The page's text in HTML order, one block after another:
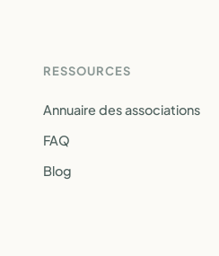
RESSOURCES
Annuaire des associations
FAQ
Blog